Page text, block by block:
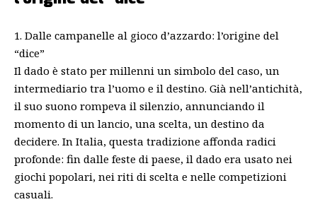
1. Dalle campanelle al gioco d’azzardo: l’origine del
“dice”
Il dado è stato per millenni un simbolo del caso, un
intermediario tra l’uomo e il destino. Già nell’antichità,
il suo suono rompeva il silenzio, annunciando il
momento di un lancio, una scelta, un destino da
decidere. In Italia, questa tradizione affonda radici
profonde: fin dalle feste di paese, il dado era usato nei
giochi popolari, nei riti di scelta e nelle competizioni
casuali.